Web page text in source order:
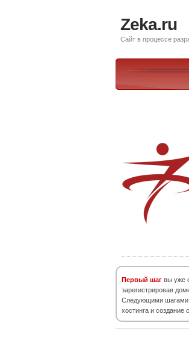
Zeka.ru
Сайт в процессе
Первый шаг вы уже
зарегистрировав
Следующими шагами
хостинга и создание